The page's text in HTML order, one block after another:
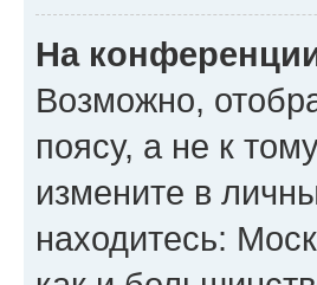
На
Возможно,
поясу, а не к
измените в
находитесь: